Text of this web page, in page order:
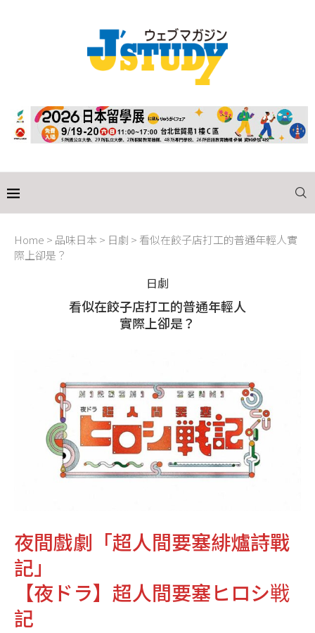
Home > 品味日本 > 日劇 > 看似在餃子店打工的普通年輕人實
際上卻是？
日劇
看似在餃子店打工的普通年輕人
實際上卻是？
夜間戲劇「超人間要塞緋爐詩戰
記」
【夜ドラ】超人間要塞ヒロシ戦
記